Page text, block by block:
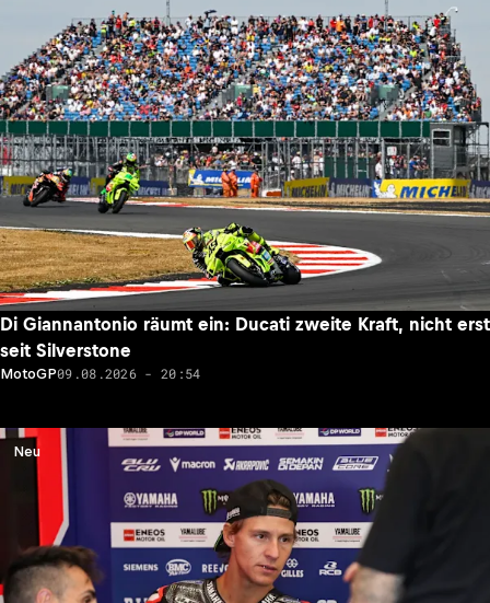
Di Giannantonio räumt ein: Ducati zweite Kraft, nicht erst
seit Silverstone
MotoGP09.08.2026 - 20:54
Neu